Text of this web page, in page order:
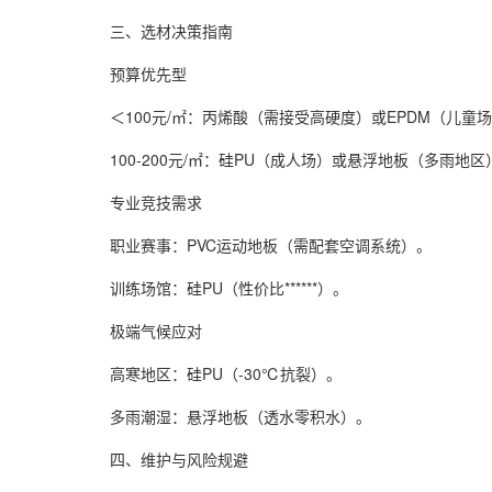
三、选材决策指南
预算优先型
＜100元/㎡：丙烯酸（需接受高硬度）或EPDM（儿童场
100-200元/㎡：硅PU（成人场）或悬浮地板（多雨地区
专业竞技需求
职业赛事：PVC运动地板（需配套空调系统）。
训练场馆：硅PU（性价比******）。
极端气候应对
高寒地区：硅PU（-30℃抗裂）。
多雨潮湿：悬浮地板（透水零积水）。
四、维护与风险规避